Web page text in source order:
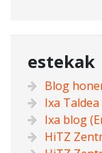
estekak
Blog
Ixa Taldea
Ixa blog
HiTZ